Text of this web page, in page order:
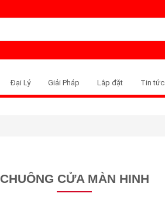
Đại Lý Giải Pháp Lắp đặt Tin tức
CHUÔNG CỬA MÀN HINH